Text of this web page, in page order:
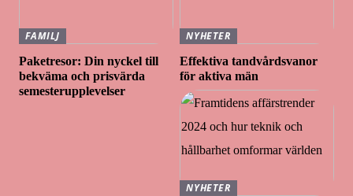
FAMILJ
Paketresor: Din nyckel till
bekväma och prisvärda
semesterupplevelser
NYHETER
Effektiva tandvårdsvanor
för aktiva män
NYHETER